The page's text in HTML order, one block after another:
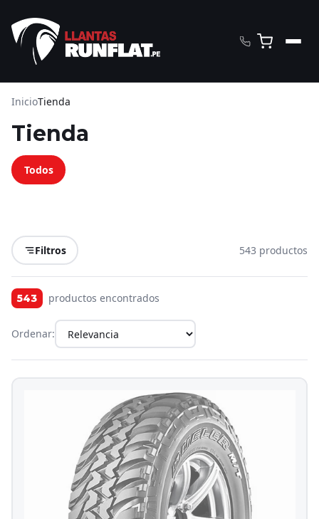
InicioTienda
Tienda
Todos
Filtros 543 productos
543 productos encontrados
Ordenar: